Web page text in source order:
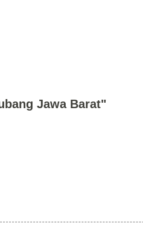
Jawa Barat"